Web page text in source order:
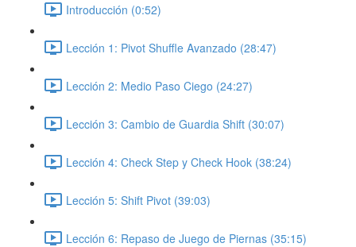
Introducción (0:52)
Lección 1: Pivot Shuffle Avanzado (28:47)
Lección 2: Medio Paso Ciego (24:27)
Lección 3: Cambio de Guardia Shift (30:07)
Lección 4: Check Step y Check Hook (38:24)
Lección 5: Shift Pivot (39:03)
Lección 6: Repaso de Juego de Piernas (35:15)